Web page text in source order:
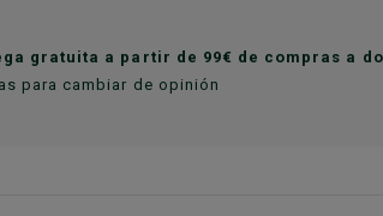
gratuita a partir de 99€ de compras a
para cambiar de opinión